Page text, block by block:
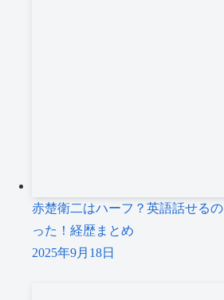
赤楚衛二はハーフ？英語話せる
った！経歴まとめ
2025年9月18日